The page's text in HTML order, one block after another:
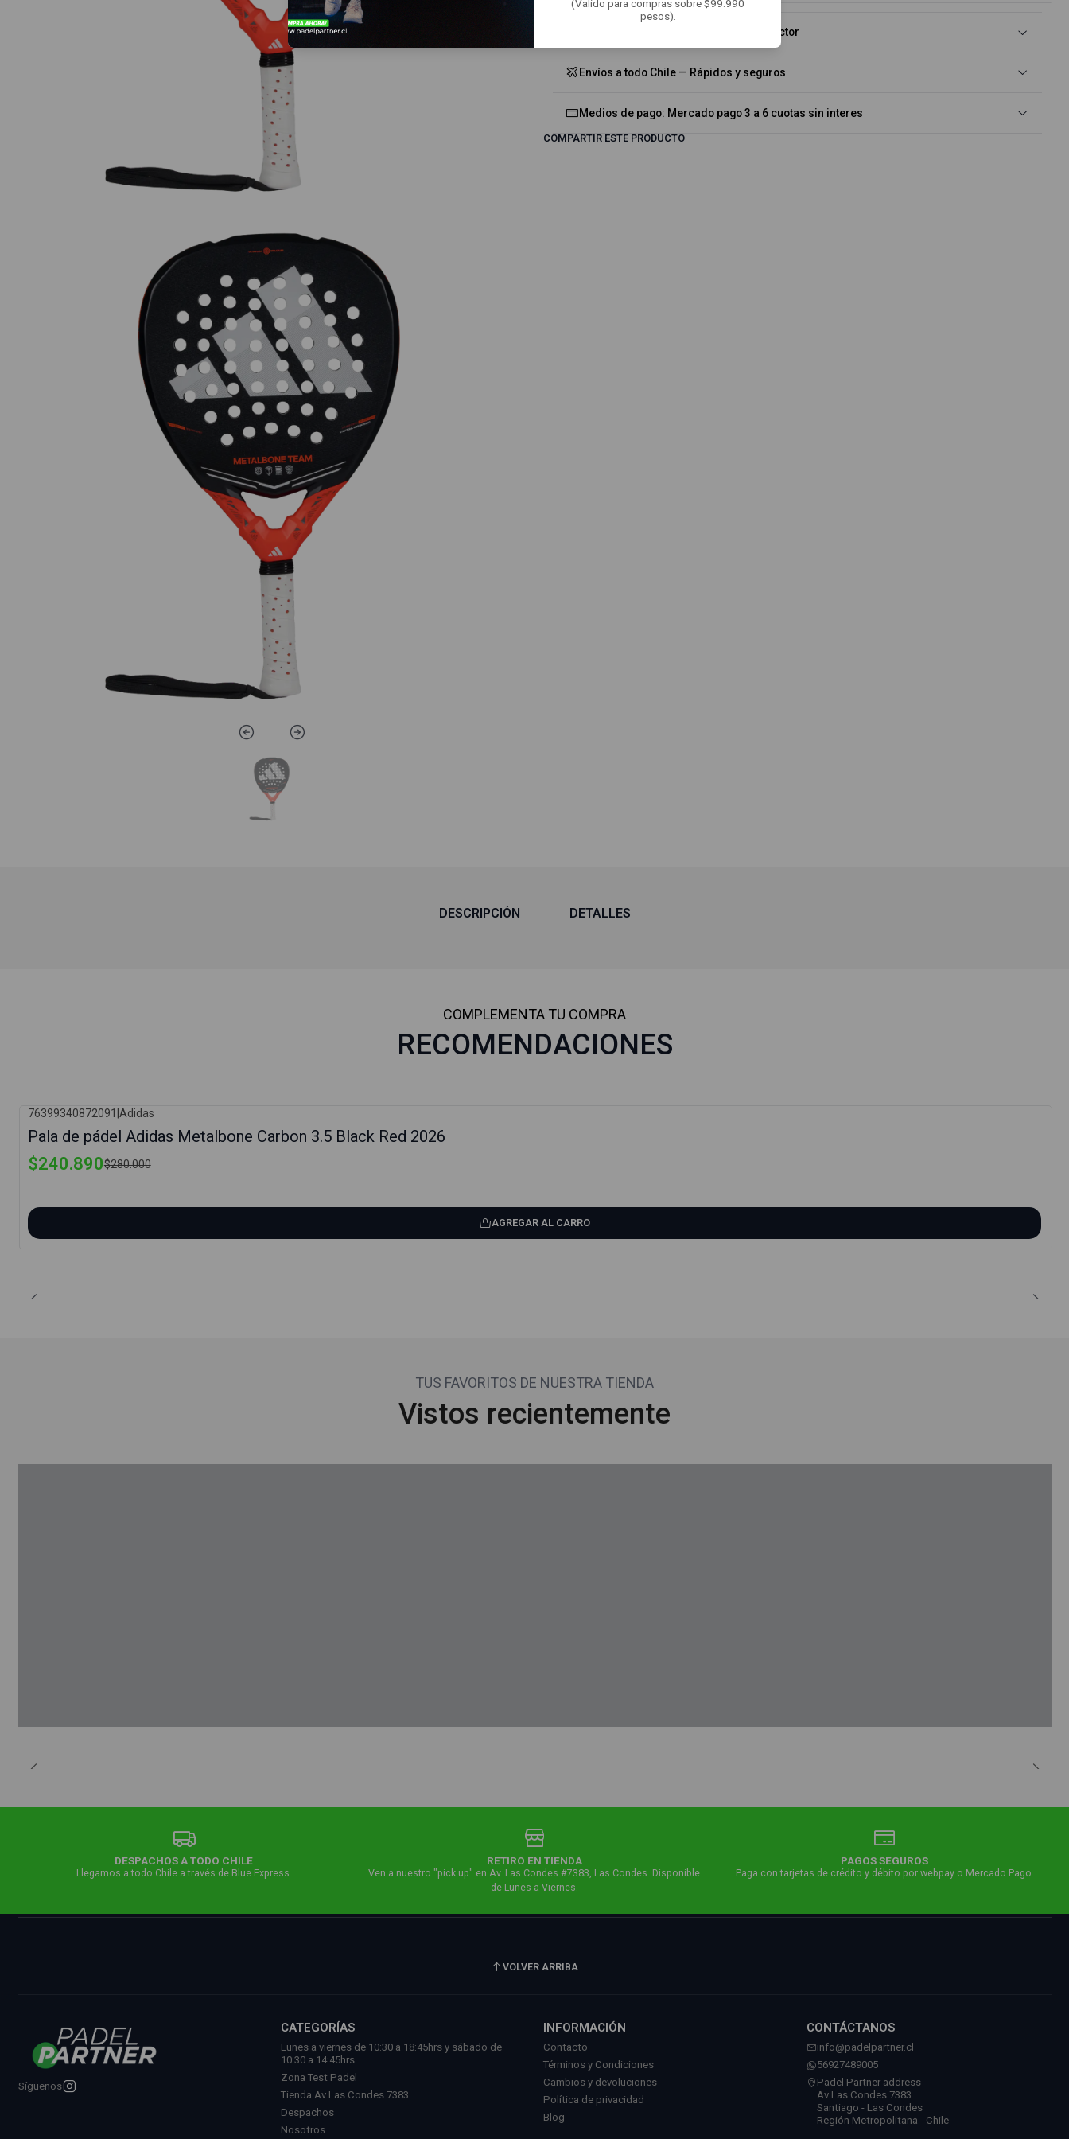
(Valido para compras sobre $99.990
pesos).
Accesorios incluidos: Overgrip + Protector
Envíos a todo Chile — Rápidos y seguros
Medios de pago: Mercado pago 3 a 6 cuotas sin interes
COMPARTIR ESTE PRODUCTO
DESCRIPCIÓN DETALLES
COMPLEMENTA TU COMPRA
RECOMENDACIONES
76399340872091 Adidas
Pala de pádel Adidas Metalbone Carbon 3.5 Black Red 2026
$240.890$280.000
AGREGAR AL CARRO
TUS FAVORITOS DE NUESTRA TIENDA
Vistos recientemente
DESPACHOS A TODO CHILE
Llegamos a todo Chile a través de Blue Express.
RETIRO EN TIENDA
Ven a nuestro "pick up" en Av. Las Condes #7383, Las Condes. Disponible
de Lunes a Viernes.
PAGOS SEGUROS
Paga con tarjetas de crédito y débito por webpay o Mercado Pago.
VOLVER ARRIBA
Síguenos
CATEGORÍAS
Lunes a viernes de 10:30 a 18:45hrs y sábado de
10:30 a 14:45hrs.
Zona Test Padel
Tienda Av Las Condes 7383
Despachos
Nosotros
INFORMACIÓN
Contacto
Términos y Condiciones
Cambios y devoluciones
Política de privacidad
Blog
CONTÁCTANOS
info@padelpartner.cl
56927489005
Padel Partner address
Av Las Condes 7383
Santiago - Las Condes
Región Metropolitana - Chile